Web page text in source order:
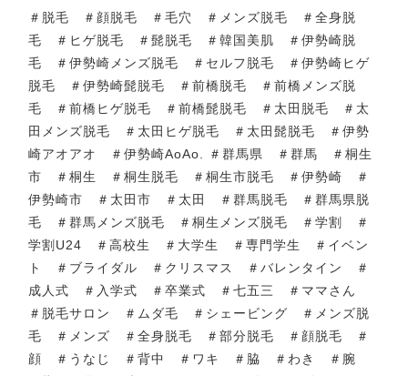
＃脱毛 ＃顔脱毛 ＃毛穴 ＃メンズ脱毛 ＃全身脱
毛 ＃ヒゲ脱毛 ＃髭脱毛 ＃韓国美肌 ＃伊勢崎脱
毛 ＃伊勢崎メンズ脱毛 ＃セルフ脱毛 ＃伊勢崎ヒゲ
脱毛 ＃伊勢崎髭脱毛 ＃前橋脱毛 ＃前橋メンズ脱
毛 ＃前橋ヒゲ脱毛 ＃前橋髭脱毛 ＃太田脱毛 ＃太
田メンズ脱毛 ＃太田ヒゲ脱毛 ＃太田髭脱毛 ＃伊勢
崎アオアオ ＃伊勢崎AoAo. ＃群馬県 ＃群馬 ＃桐生
市 ＃桐生 ＃桐生脱毛 ＃桐生市脱毛 ＃伊勢崎 ＃
伊勢崎市 ＃太田市 ＃太田 ＃群馬脱毛 ＃群馬県脱
毛 ＃群馬メンズ脱毛 ＃桐生メンズ脱毛 ＃学割 ＃
学割U24 ＃高校生 ＃大学生 ＃専門学生 ＃イベン
ト ＃ブライダル ＃クリスマス ＃バレンタイン ＃
成人式 ＃入学式 ＃卒業式 ＃七五三 ＃ママさん
＃脱毛サロン ＃ムダ毛 ＃シェービング ＃メンズ脱
毛 ＃メンズ ＃全身脱毛 ＃部分脱毛 ＃顔脱毛 ＃
顔 ＃うなじ ＃背中 ＃ワキ ＃脇 ＃わき ＃腕